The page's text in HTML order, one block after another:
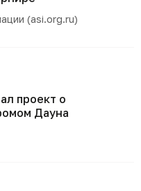
(asi.org.ru)
проект о
Дауна